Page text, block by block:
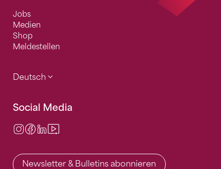
Jobs
Medien
Shop
Meldestellen
Deutsch
Social Media
Instagram
Facebook
LinkedIn
Newsletter & Bulletins abonnieren